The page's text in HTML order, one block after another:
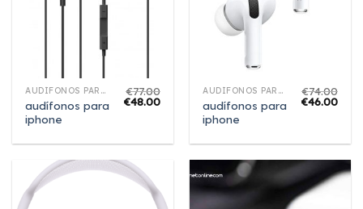
AUDÍFONOS PARA IPHONE
audífonos para
iphone
€77.00
€48.00
AUDÍFONOS PARA IPHONE
audífonos para
iphone
€74.00
€46.00